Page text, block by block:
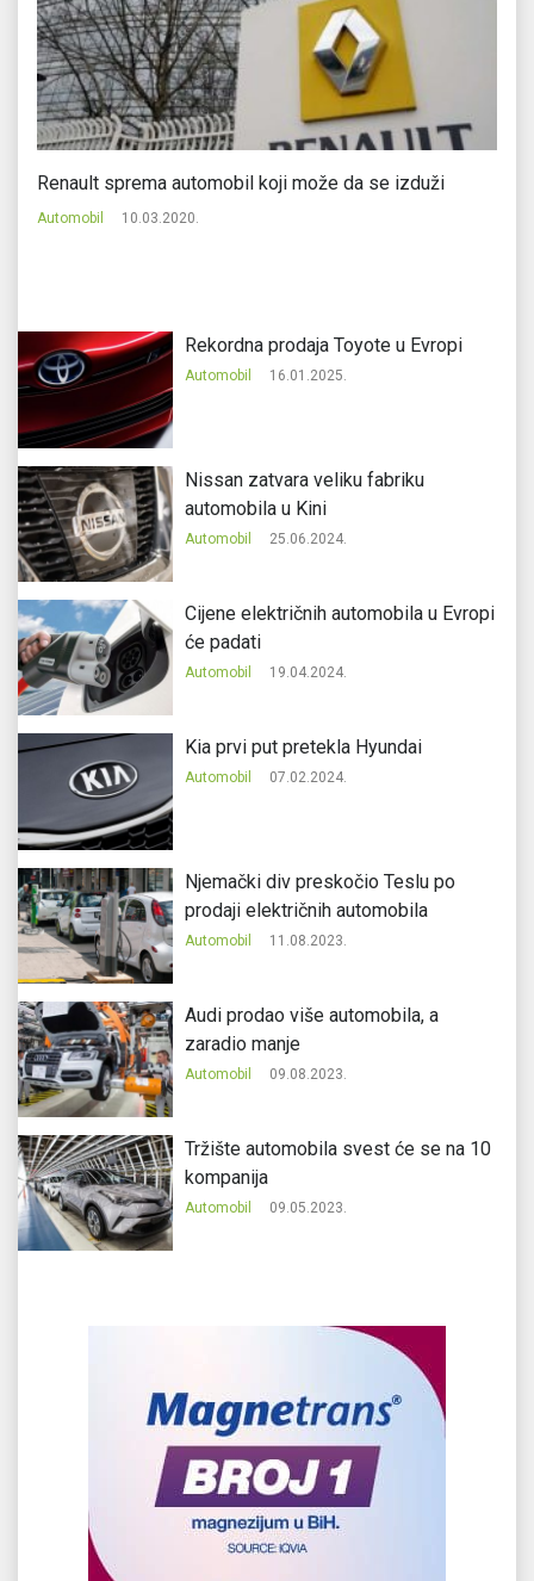
Renault sprema automobil koji može da se izduži
Automobil 10.03.2020.
Rekordna prodaja Toyote u Evropi
Automobil 16.01.2025.
Nissan zatvara veliku fabriku
automobila u Kini
Automobil 25.06.2024.
Cijene električnih automobila u Evropi
će padati
Automobil 19.04.2024.
Kia prvi put pretekla Hyundai
Automobil 07.02.2024.
Njemački div preskočio Teslu po
prodaji električnih automobila
Automobil 11.08.2023.
Audi prodao više automobila, a
zaradio manje
Automobil 09.08.2023.
Tržište automobila svest će se na 10
kompanija
Automobil 09.05.2023.